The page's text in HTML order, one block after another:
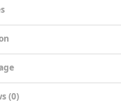
(0)